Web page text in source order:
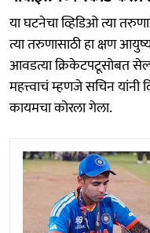
या घटनेचा व्हिडिओ त्या
त्या तरुणासाठी हा क्षण
आवडत्या क्रिकेटपटूसोबत
महत्त्वाचं म्हणजे सचिन यांनी
कायमचा कोरला गेला.